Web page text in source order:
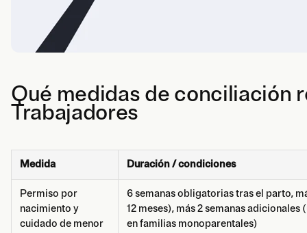
Qué medidas de conciliación
Trabajadores
Medida Duración / condiciones
Permiso por
nacimiento y
cuidado de menor
6 semanas obligatorias tras el parto,
12 meses), más 2 semanas
en familias monoparentales)